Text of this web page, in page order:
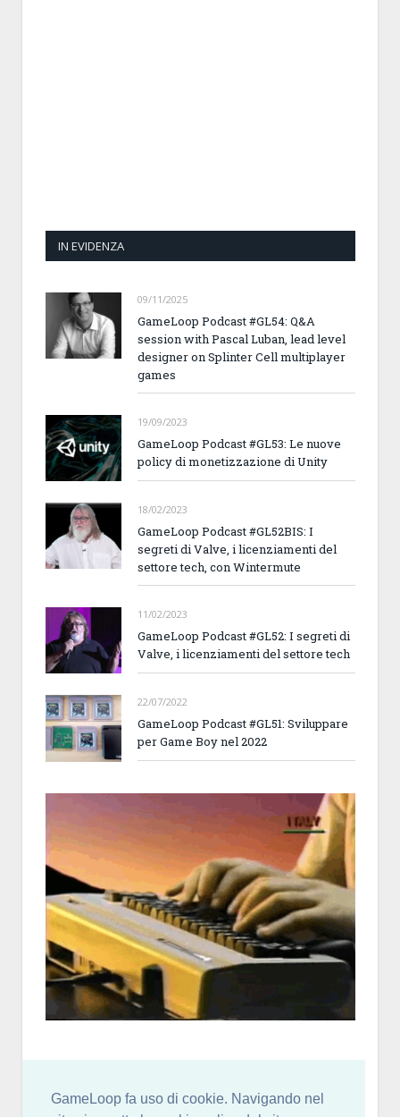
GameLoop fa uso di cookie. Navigando nel
IN EVIDENZA
09/11/2025
GameLoop Podcast #GL54: Q&A
session with Pascal Luban, lead level
designer on Splinter Cell multiplayer
games
19/09/2023
GameLoop Podcast #GL53: Le nuove
policy di monetizzazione di Unity
18/02/2023
GameLoop Podcast #GL52BIS: I
segreti di Valve, i licenziamenti del
settore tech, con Wintermute
11/02/2023
GameLoop Podcast #GL52: I segreti di
Valve, i licenziamenti del settore tech
22/07/2022
GameLoop Podcast #GL51: Sviluppare
per Game Boy nel 2022